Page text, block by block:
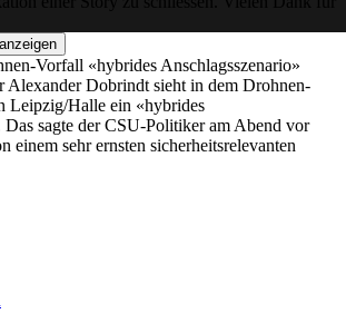
Vorfall «hybrides Anschlagsszenario»
Alexander Dobrindt sieht in dem Drohnen-
Leipzig/Halle ein «hybrides
Das sagte der CSU-Politiker am Abend vor
einem sehr ernsten sicherheitsrelevanten